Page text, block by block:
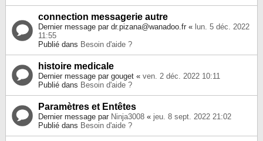
connection messagerie autre
Dernier message par dr.pizana@wanadoo.fr « lun. 5 déc. 2022
11:55
Publié dans Besoin d'aide ?
histoire medicale
Dernier message par gouget « ven. 2 déc. 2022 10:11
Publié dans Besoin d'aide ?
Paramètres et Entêtes
Dernier message par Ninja3008 « jeu. 8 sept. 2022 21:02
Publié dans Besoin d'aide ?